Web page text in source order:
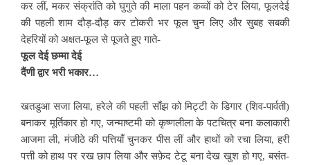
कर लीं, मकर संक्रांति को घुगुते की माला पहन कव्वों को टेर लिया, फूलदेई
की पहली शाम दौड़-दौड़ कर टोकरी भर फूल चुन लिए और सुबह सबकी
देहरियों को अक्षत-फूल से पूजते हुए गाते-
फूल देई छम्मा देई
दैंणी द्वार भरी भकार…
खतडुआ सजा लिया, हरेले की पहली साँझ को मिट्टी के डिगार (शिव-पार्वती)
बनाकर मूर्तिकार हो गए, जन्माष्टमी को कृष्णलीला के पटचित्र बना कलाकारी
आजमा ली, मंजीठे की पत्तियाँ चुनकर पीस लीं और हाथों को रचा लिया, हरी
पत्ती को हाथ पर रख छाप लिया और सफ़ेद टेटू बना देख खुश हो गए, बसंत-